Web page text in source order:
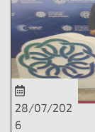
28/07/202
6